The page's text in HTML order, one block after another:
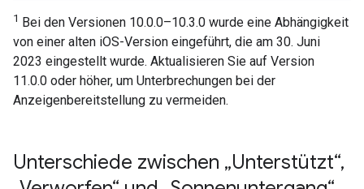
1 Bei den Versionen 10.0.0–10.3.0 wurde eine Abhängigkeit
von einer alten iOS-Version eingeführt, die am 30. Juni
2023 eingestellt wurde. Aktualisieren Sie auf Version
11.0.0 oder höher, um Unterbrechungen bei der
Anzeigenbereitstellung zu vermeiden.
Unterschiede zwischen „Unterstützt“,